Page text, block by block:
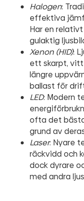
Halogen:
effektiva
Har en
gulaktig
Xenon (HID):
ett skarpt, vitt
längre
ballast för
LED: Modern
ofta det
grund av
Laser: Nyare
räckvidd och
dock dyrare
med andra